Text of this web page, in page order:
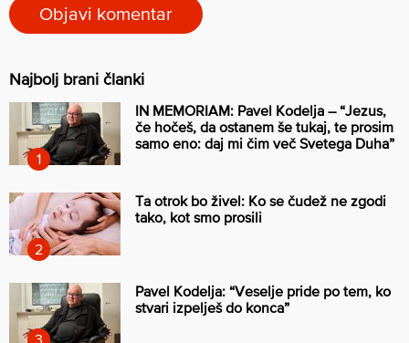
Najbolj brani članki
IN MEMORIAM: Pavel Kodelja – “Jezus,
če hočeš, da ostanem še tukaj, te prosim
samo eno: daj mi čim več Svetega Duha”
Ta otrok bo živel: Ko se čudež ne zgodi
tako, kot smo prosili
Pavel Kodelja: “Veselje pride po tem, ko
stvari izpelješ do konca”